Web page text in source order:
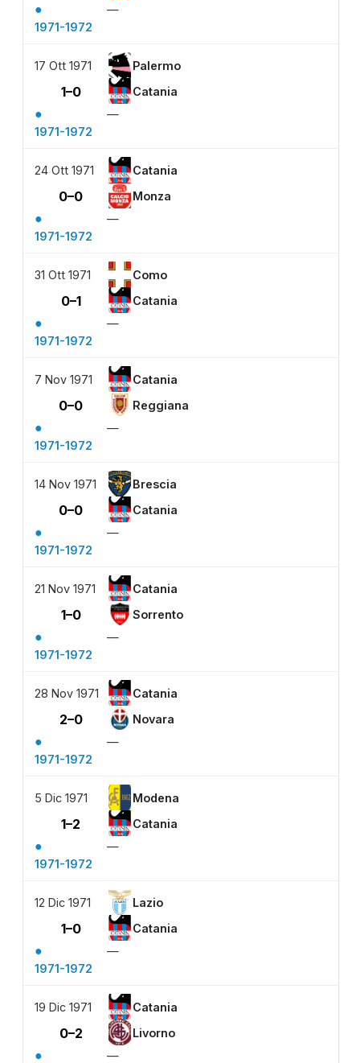
●
—
1971-1972
17 Ott 1971 Palermo
1–0 Catania
●
—
1971-1972
24 Ott 1971 Catania
0–0 Monza
●
—
1971-1972
31 Ott 1971 Como
0–1 Catania
●
—
1971-1972
7 Nov 1971 Catania
0–0 Reggiana
●
—
1971-1972
14 Nov 1971 Brescia
0–0 Catania
●
—
1971-1972
21 Nov 1971 Catania
1–0 Sorrento
●
—
1971-1972
28 Nov 1971 Catania
2–0 Novara
●
—
1971-1972
5 Dic 1971 Modena
1–2 Catania
●
—
1971-1972
12 Dic 1971 Lazio
1–0 Catania
●
—
1971-1972
19 Dic 1971 Catania
0–2 Livorno
● —